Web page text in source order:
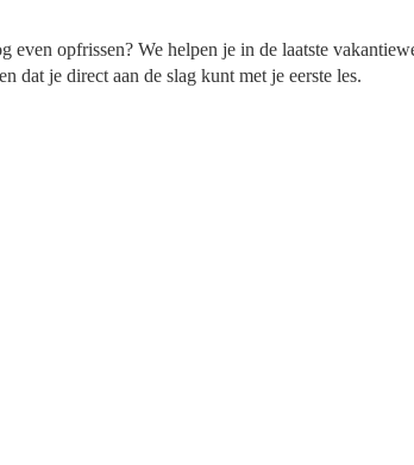
opfrissen? We helpen je in de laatste
dat je direct aan de slag kunt met je eerste les.